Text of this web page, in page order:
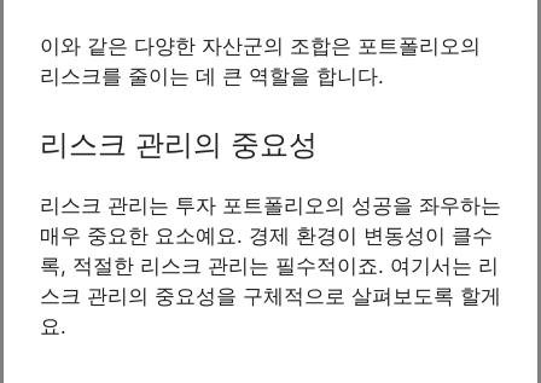
이와 같은 다양한 자산군의 조합은 포트폴리오의
리스크를 줄이는 데 큰 역할을 합니다.
리스크 관리의 중요성
리스크 관리는 투자 포트폴리오의 성공을 좌우하는
매우 중요한 요소예요. 경제 환경이 변동성이 클수
록, 적절한 리스크 관리는 필수적이죠. 여기서는 리
스크 관리의 중요성을 구체적으로 살펴보도록 할게
요.